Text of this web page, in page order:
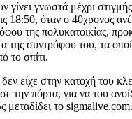
γνωστά μέχρι
18:50, όταν ο 40χρονος
της πολυκατοικίας,
της συντρόφου του, τα
το σπίτι.
είχε στην κατοχή του
την πόρτα, για να του
μεταδίδει το sigmalive.com.